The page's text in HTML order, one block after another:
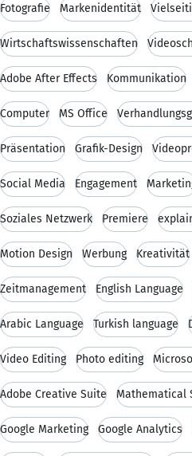
Fotografie Markenidentität
Wirtschaftswissenschaften
Adobe After Effects Kommunikation
Computer MS Office
Präsentation Grafik-Design
Social Media Engagement
Soziales Netzwerk Premiere
Motion Design Werbung Kreativität
Zeitmanagement English Language
Arabic Language Turkish language
Video Editing Photo editing
Adobe Creative Suite Mathematical
Google Marketing Google Analytics